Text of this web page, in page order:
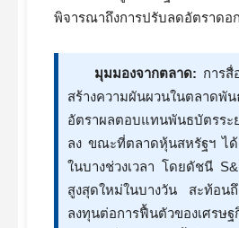
พิจารณาถึงการปรับลดอัตราดอ
มุมมองจากตลาด: การสื่
สร้างความผันผวนในตลาดพั
อัตราผลตอบแทนพันธบัตรระ
ลง ขณะที่ตลาดหุ้นสหรัฐฯ ได้
ในบางช่วงเวลา โดยดัชนี
สูงสุดใหม่ในบางวัน สะท้อนถึ
ลงทุนต่อการฟื้นตัวของเศรษ